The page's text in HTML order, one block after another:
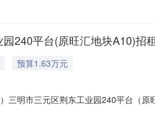
240平台(原旺汇地块A10)招租
预算1.63万元
三明市三元区荆东工业园240平台（原